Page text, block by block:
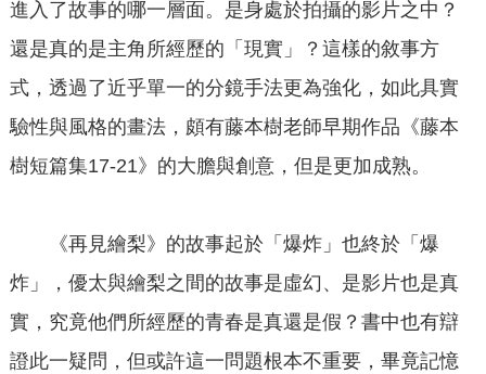
進入了故事的哪一層面。是身處於拍攝的影片之中？
還是真的是主角所經歷的「現實」？這樣的敘事方
式，透過了近乎單一的分鏡手法更為強化，如此具實
驗性與風格的畫法，頗有藤本樹老師早期作品《藤本
樹短篇集17-21》的大膽與創意，但是更加成熟。
《再見繪梨》的故事起於「爆炸」也終於「爆
炸」，優太與繪梨之間的故事是虛幻、是影片也是真
實，究竟他們所經歷的青春是真還是假？書中也有辯
證此一疑問，但或許這一問題根本不重要，畢竟記憶